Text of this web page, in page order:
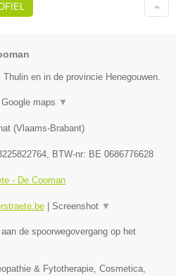
en in de provincie Henegouwen.
Google maps ▼
(Vlaams-Brabant)
, BTW-nr: BE 0686776628
- De Cooman
Screenshot ▼
de spoorwegovergang op het
& Fytotherapie, Cosmetica,